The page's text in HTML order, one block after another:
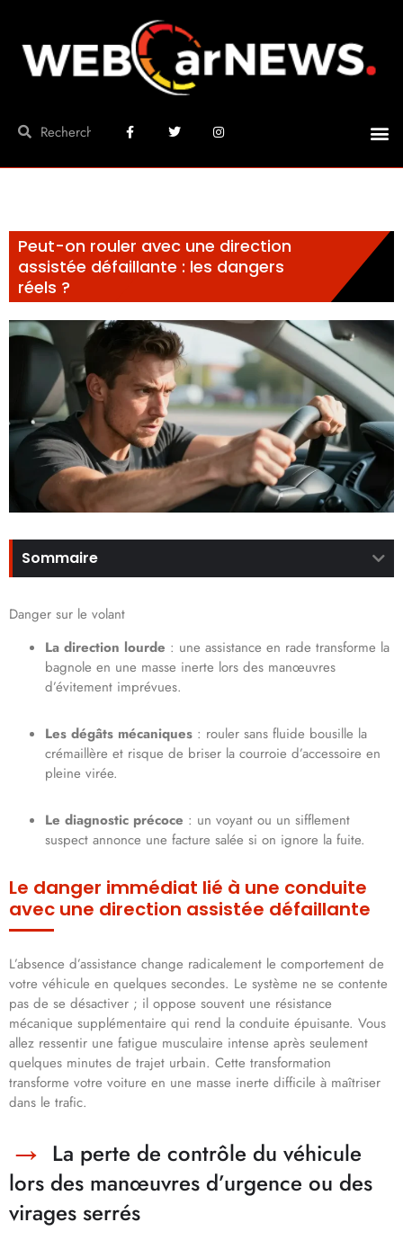
Peut-on rouler avec une direction
assistée défaillante : les dangers
réels ?
Sommaire
Danger sur le volant
La direction lourde : une assistance en rade transforme la
bagnole en une masse inerte lors des manœuvres
d’évitement imprévues.
Les dégâts mécaniques : rouler sans fluide bousille la
crémaillère et risque de briser la courroie d’accessoire en
pleine virée.
Le diagnostic précoce : un voyant ou un sifflement
suspect annonce une facture salée si on ignore la fuite.
Le danger immédiat lié à une conduite
avec une direction assistée défaillante
L’absence d’assistance change radicalement le comportement de
votre véhicule en quelques secondes. Le système ne se contente
pas de se désactiver ; il oppose souvent une résistance
mécanique supplémentaire qui rend la conduite épuisante. Vous
allez ressentir une fatigue musculaire intense après seulement
quelques minutes de trajet urbain. Cette transformation
transforme votre voiture en une masse inerte difficile à maîtriser
dans le trafic.
La perte de contrôle du véhicule
lors des manœuvres d’urgence ou des
virages serrés